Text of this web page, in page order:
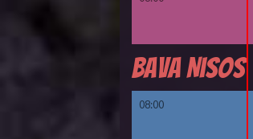
Bava Nisos
08:00